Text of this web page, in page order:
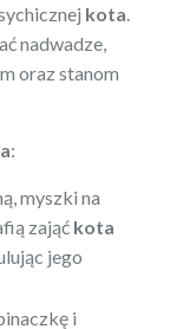
kota
nadwadze,
oraz stanom
:
myszki na
zająć kota
jego
i